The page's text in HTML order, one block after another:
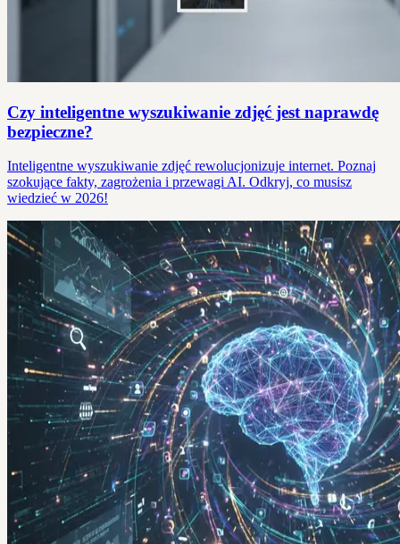
Czy inteligentne wyszukiwanie zdjęć jest naprawdę
bezpieczne?
Inteligentne wyszukiwanie zdjęć rewolucjonizuje internet. Poznaj
szokujące fakty, zagrożenia i przewagi AI. Odkryj, co musisz
wiedzieć w 2026!